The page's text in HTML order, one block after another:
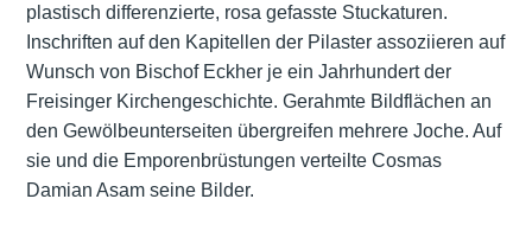
plastisch differenzierte, rosa gefasste Stuckaturen.
Inschriften auf den Kapitellen der Pilaster assoziieren auf
Wunsch von Bischof Eckher je ein Jahrhundert der
Freisinger Kirchengeschichte. Gerahmte Bildflächen an
den Gewölbeunterseiten übergreifen mehrere Joche. Auf
sie und die Emporenbrüstungen verteilte Cosmas
Damian Asam seine Bilder.